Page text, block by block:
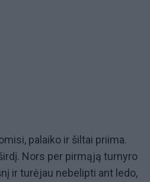
palaiko ir šiltai priima.
Nors per pirmąją turnyro
ir turėjau nebelipti ant ledo,